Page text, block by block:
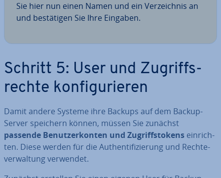
Sie hier nun einen Namen und ein Ver­zeich­nis an
und be­stä­ti­gen Sie Ihre Eingaben.
Schritt 5: User und Zu­griffs­
rech­te kon­fi­gu­rie­ren
Damit andere Systeme ihre Backups auf dem Backup-
Server speichern können, müssen Sie zunächst
passende Be­nut­zer­kon­ten und Zu­griffsto­kens ein­rich­
ten. Diese werden für die Au­then­ti­fi­zie­rung und Rech­te­
ver­wal­tung verwendet.